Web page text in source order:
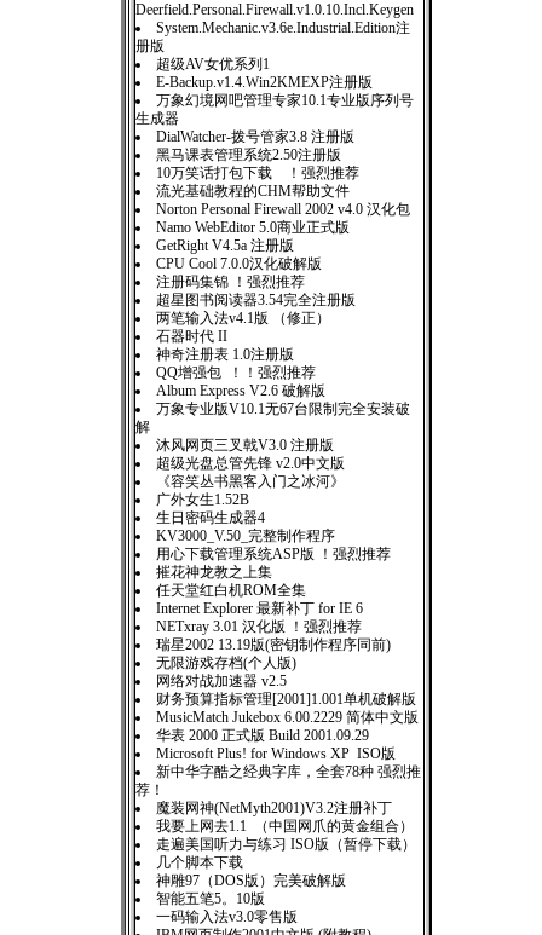
Deerfield.Personal.Firewall.v1.0.10.Incl.Keygen
System.Mechanic.v3.6e.Industrial.Edition注
册版
超级AV女优系列1
E-Backup.v1.4.Win2KMEXP注册版
万象幻境网吧管理专家10.1专业版序列号
生成器
DialWatcher-拨号管家3.8 注册版
黑马课表管理系统2.50注册版
10万笑话打包下载 ！强烈推荐
流光基础教程的CHM帮助文件
Norton Personal Firewall 2002 v4.0 汉化包
Namo WebEditor 5.0商业正式版
GetRight V4.5a 注册版
CPU Cool 7.0.0汉化破解版
注册码集锦 ！强烈推荐
超星图书阅读器3.54完全注册版
两笔输入法v4.1版 （修正）
石器时代 II
神奇注册表 1.0注册版
QQ增强包 ！！强烈推荐
Album Express V2.6 破解版
万象专业版V10.1无67台限制完全安装破
解
沐风网页三叉戟V3.0 注册版
超级光盘总管先锋 v2.0中文版
《容笑丛书黑客入门之冰河》
广外女生1.52B
生日密码生成器4
KV3000_V.50_完整制作程序
用心下载管理系统ASP版 ！强烈推荐
摧花神龙教之上集
任天堂红白机ROM全集
Internet Explorer 最新补丁 for IE 6
NETxray 3.01 汉化版 ！强烈推荐
瑞星2002 13.19版(密钥制作程序同前)
无限游戏存档(个人版)
网络对战加速器 v2.5
财务预算指标管理[2001]1.001单机破解版
MusicMatch Jukebox 6.00.2229 简体中文版
华表 2000 正式版 Build 2001.09.29
Microsoft Plus! for Windows XP ISO版
新中华字酷之经典字库，全套78种 强烈推
荐！
魔装网神(NetMyth2001)V3.2注册补丁
我要上网去1.1 （中国网爪的黄金组合）
走遍美国听力与练习 ISO版（暂停下载）
几个脚本下载
神雕97（DOS版）完美破解版
智能五笔5。10版
一码输入法v3.0零售版